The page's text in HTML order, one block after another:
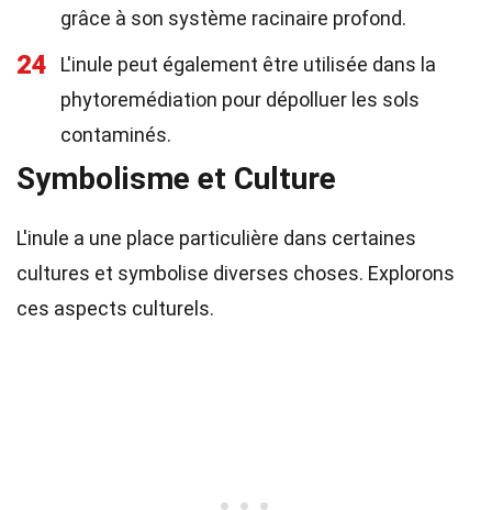
grâce à son système racinaire profond.
24
L'inule peut également être utilisée dans la
phytoremédiation pour dépolluer les sols
contaminés.
Symbolisme et Culture
L'inule a une place particulière dans certaines
cultures et symbolise diverses choses. Explorons
ces aspects culturels.